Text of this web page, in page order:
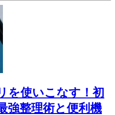
を使いこなす！初
強整理術と便利機